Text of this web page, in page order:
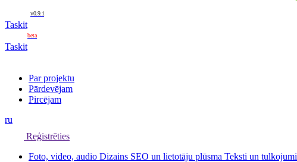
Taskit
v0.9.1
Taskit
beta
Par projektu
Pārdevējam
Pircējam
ru
Reģistrēties
Foto, video, audio Dizains SEO un lietotāju plūsma Teksti un tulkojumi